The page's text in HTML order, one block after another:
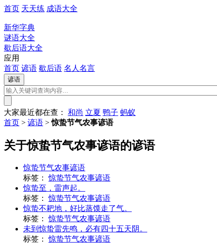
首页 天天练 成语大全
新华字典
谜语大全
歇后语大全
应用
首页 谚语 歇后语 名人名言
大家最近都在查： 和尚 立夏 鸭子 蚂蚁
首页 > 谚语 >惊蛰节气农事谚语
关于惊蛰节气农事谚语的谚语
惊蛰节气农事谚语
标签：
惊蛰节气农事谚语
惊蛰至，雷声起。
标签：
惊蛰节气农事谚语
惊蛰不耙地，好比蒸馍走了气。
标签：
惊蛰节气农事谚语
未到惊蛰雷先鸣，必有四十五天阴。
标签：
惊蛰节气农事谚语